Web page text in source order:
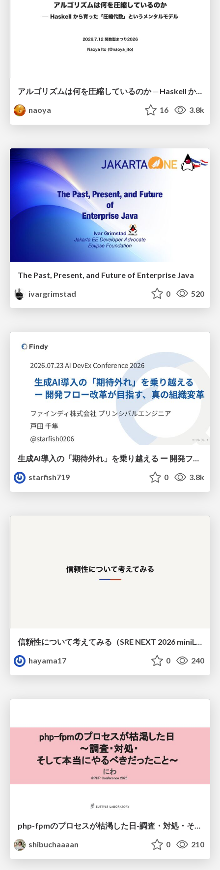
アルゴリズムは何を圧縮しているのか ─ Haskell から育った「圧縮代数」というメンタルモデル
naoya
16 3.8k
The Past, Present, and Future of Enterprise Java
ivargrimstad
0 520
生成AI導入の「期待外れ」を乗り越える ー 開発フロー改革が目指す、真の組織変革
starfish719
0 3.8k
信頼性について考えてみる（SRE NEXT 2026 miniLT）
hayama17
0 240
shibuchaaaan
0 210